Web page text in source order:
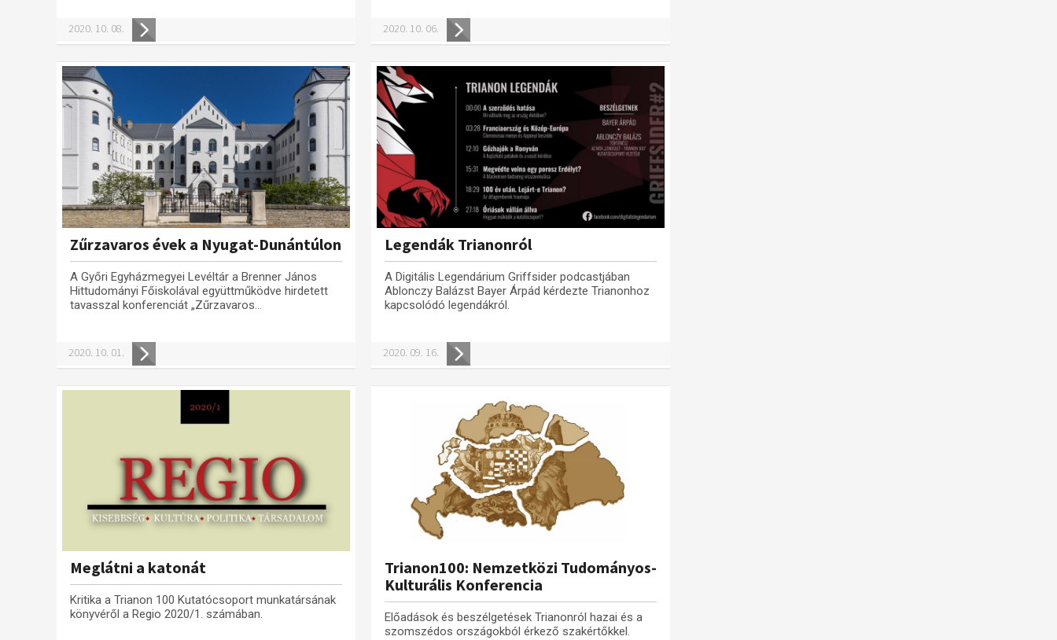
2020. 10. 08. 2020. 10. 06.
Zűrzavaros évek a Nyugat-Dunántúlon
A Győri Egyházmegyei Levéltár a Brenner János
Hittudományi Főiskolával együttműködve hirdetett
tavasszal konferenciát „Zűrzavaros...
2020. 10. 01.
Legendák Trianonról
A Digitális Legendárium Griffsider podcastjában
Ablonczy Balázst Bayer Árpád kérdezte Trianonhoz
kapcsolódó legendákról.
2020. 09. 16.
Meglátni a katonát
Kritika a Trianon 100 Kutatócsoport munkatársának
könyvéről a Regio 2020/1. számában.
Trianon100: Nemzetközi Tudományos-
Kulturális Konferencia
Előadások és beszélgetések Trianonról hazai és a
szomszédos országokból érkező szakértőkkel.